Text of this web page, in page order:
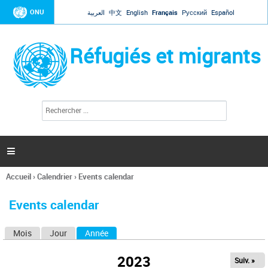
Jump to navigation
ONU العربية 中文 English Français Русский Español
Réfugiés et migrants
l
c
h
e

Vous
ici
Accueil›Calendrier› Events calendar
Events calendar
Mois Jour Année
2023 Suiv. »